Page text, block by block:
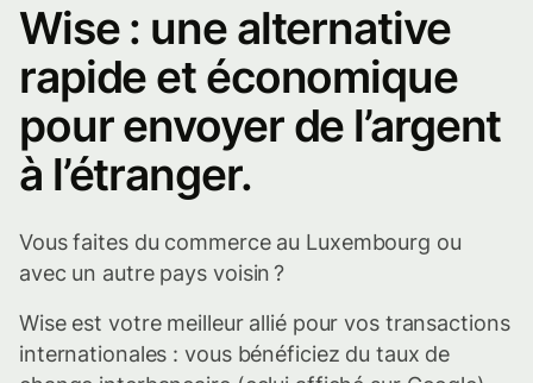
Wise : une alternative
rapide et économique
pour envoyer de l’argent
à l’étranger.
Vous faites du commerce au Luxembourg ou
avec un autre pays voisin ?
Wise est votre meilleur allié pour vos transactions
internationales : vous bénéficiez du taux de